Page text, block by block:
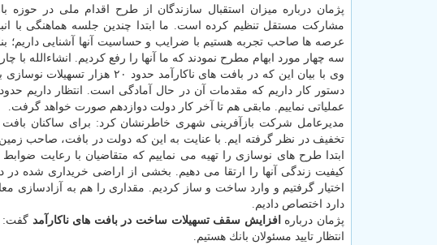
پژمان درباره میزان استقبال سازندگان از طرح اقدام ملی در حوزه
مشاركت مستقل تنظیم كرده است. ما ابتدا چندین جلسه هماهنگی با
عرصه ها صاحب تجربه هستیم با ضرایب و حساسیت آنها آشنایی داریم؛
سه چهار مورد ابهام مطرح نمودند كه ما آنها را رفع كردیم. انشاءالله با
وی با بیان این كه در بافت های
عملیاتی نماییم. مابقی هم تا آخر كار دولت دوازدهم صورت خواهد گرفت.
مدیرعامل شركت بازآفرینی شهری خاطرنشان كرد: برای ساكنان بافت
تخفیف در نظر گرفته ایم. با عنایت به این كه دولت در بافت، صاحب
ابتدا طرح های نوسازی را تهیه می نماییم كه متقاضیان با رعایت
كیفیت زندگی آنها را ارتقا می دهیم. بخشی از اراضی خریداری شده
اختیار گرفتیم و وارد ساخت و ساز كردیم. مقداری را هم به آزادسازی
دارد اختصاص دادیم.
پژمان درباره افزایش سقف تسهیلات ساخت در بافت های ناكارآمدگفت:
انتظار تایید مسئولان بانك هستیم.